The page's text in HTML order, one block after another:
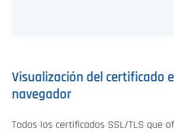
Visualización del certificado
navegador
Todos los certificados SSL/TLS que